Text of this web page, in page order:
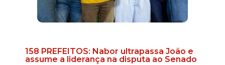
158 PREFEITOS: Nabor ultrapassa João e
assume a liderança na disputa ao Senado